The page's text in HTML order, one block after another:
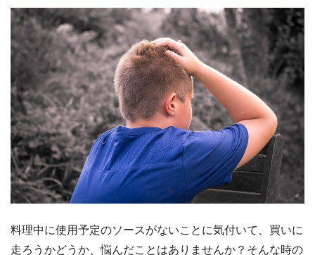
料理中に使用予定のソースがないことに気付いて、買いに
走ろうかどうか、悩んだことはありませんか？そんな時の